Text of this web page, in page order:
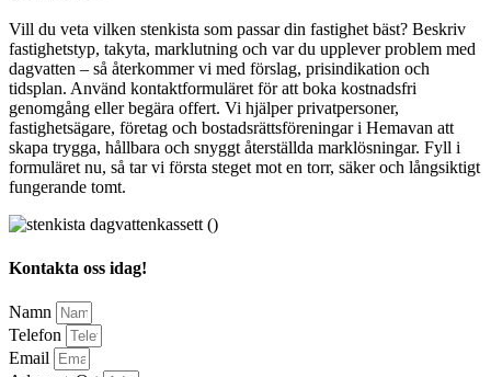
Vill du veta vilken stenkista som passar din fastighet bäst? Beskriv
fastighetstyp, takyta, marklutning och var du upplever problem med
dagvatten – så återkommer vi med förslag, prisindikation och
tidsplan. Använd kontaktformuläret för att boka kostnadsfri
genomgång eller begära offert. Vi hjälper privatpersoner,
fastighetsägare, företag och bostadsrättsföreningar i Hemavan att
skapa trygga, hållbara och snyggt återställda marklösningar. Fyll i
formuläret nu, så tar vi första steget mot en torr, säker och långsiktigt
fungerande tomt.
Kontakta oss idag!
Namn
Telefon
Email